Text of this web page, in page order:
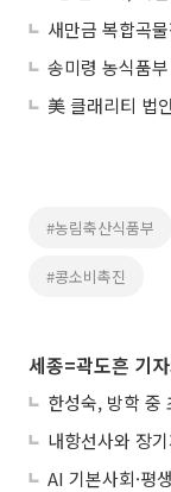
#농림축산식품부
#콩소비촉진
세종=곽도흔 기
내항선사와 장